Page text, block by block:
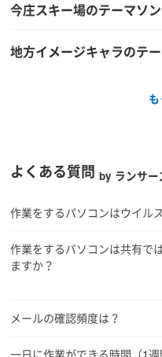
今庄スキー場のテーマソ
地方イメージキャラのテ
よくある質問by ランサー
作業をするパソコンはウイル
作業をするパソコンは共有で
ますか？
メールの確認頻度は？